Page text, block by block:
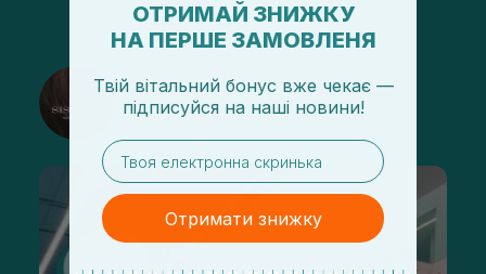
@sisters_stelmakh в Instagram
Подписаться
ОТРИМАЙ ЗНИЖКУ
НА ПЕРШЕ ЗАМОВЛЕНЯ
Твій вітальний бонус вже чекає —
підписуйся на наші новини!
email
Отримати знижку